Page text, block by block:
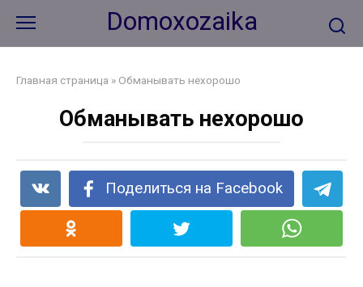
контенту
Domoxozaika
Главная страница » Обманывать нехорошо
Обманывать нехорошо
Поделиться на Facebook